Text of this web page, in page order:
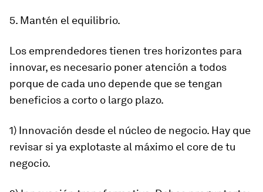
5. Mantén el equilibrio.
Los emprendedores tienen tres horizontes para
innovar, es necesario poner atención a todos
porque de cada uno depende que se tengan
beneficios a corto o largo plazo.
1) Innovación desde el núcleo de negocio. Hay que
revisar si ya explotaste al máximo el core de tu
negocio.